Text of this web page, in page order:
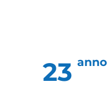
23 anno